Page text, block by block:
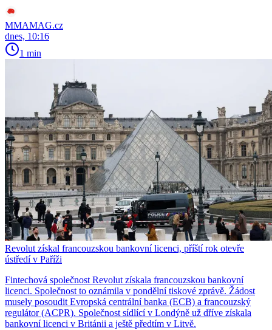
MMAMAG.cz
dnes, 10:16
1 min
Revolut získal francouzskou bankovní licenci, příští rok otevře
ústředí v Paříži
Fintechová společnost Revolut získala francouzskou bankovní
licenci. Společnost to oznámila v pondělní tiskové zprávě. Žádost
musely posoudit Evropská centrální banka (ECB) a francouzský
regulátor (ACPR). Společnost sídlící v Londýně už dříve získala
bankovní licenci v Británii a ještě předtím v Litvě.